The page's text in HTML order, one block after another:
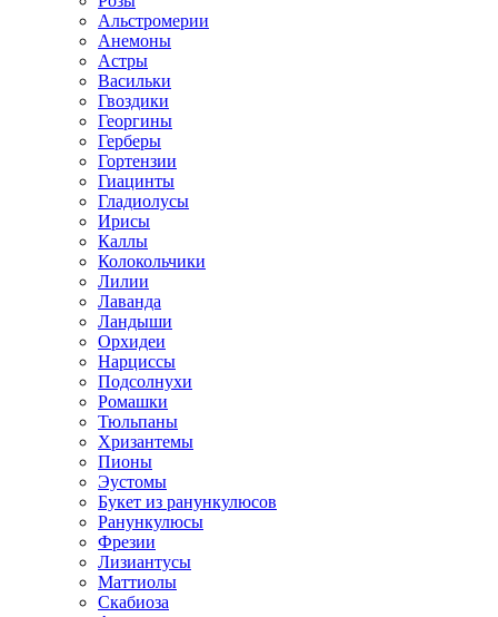
Альстромерии
Анемоны
Астры
Васильки
Гвоздики
Георгины
Герберы
Гортензии
Гиацинты
Гладиолусы
Ирисы
Каллы
Колокольчики
Лилии
Лаванда
Ландыши
Орхидеи
Нарциссы
Подсолнухи
Ромашки
Тюльпаны
Хризантемы
Пионы
Эустомы
Букет из ранункулюсов
Ранункулюсы
Фрезии
Лизиантусы
Маттиолы
Скабиоза